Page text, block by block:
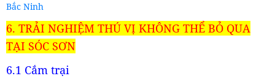
Bắc Ninh
6. TRẢI NGHIỆM THÚ VỊ KHÔNG THỂ BỎ QUA
TẠI SÓC SƠN
6.1 Cắm trại